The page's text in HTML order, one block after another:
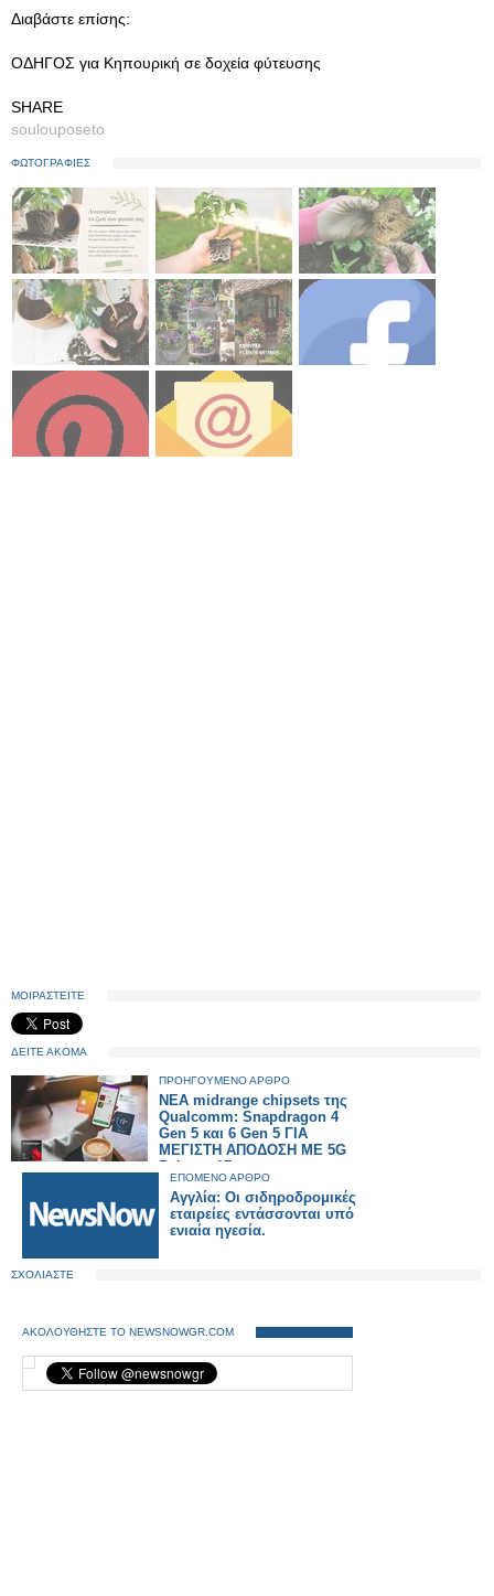
Διαβάστε επίσης:
ΟΔΗΓΟΣ για Κηπουρική σε δοχεία φύτευσης
SHARE
soulouposeto
ΦΩΤΟΓΡΑΦΙΕΣ
ΜΟΙΡΑΣΤΕΙΤΕ
ΔΕΙΤΕ ΑΚΟΜΑ
ΠΡΟΗΓΟΥΜΕΝΟ ΑΡΘΡΟ
ΝΕΑ midrange chipsets της
Qualcomm: Snapdragon 4
Gen 5 και 6 Gen 5 ΓΙΑ
ΜΕΓΙΣΤΗ ΑΠΟΔΟΣΗ ΜΕ 5G
Release 17
ΕΠΟΜΕΝΟ ΑΡΘΡΟ
Αγγλία: Οι σιδηροδρομικές
εταιρείες εντάσσονται υπό
ενιαία ηγεσία.
ΣΧΟΛΙΑΣΤΕ
ΑΚΟΛΟΥΘΗΣΤΕ ΤΟ NEWSNOWGR.COM